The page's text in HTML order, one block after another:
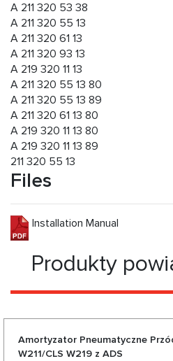
A 211 320 53 38
A 211 320 55 13
A 211 320 61 13
A 211 320 93 13
A 219 320 11 13
A 211 320 55 13 80
A 211 320 55 13 89
A 211 320 61 13 80
A 219 320 11 13 80
A 219 320 11 13 89
211 320 55 13
Files
Installation Manual
Produkty
Amortyzator Pneumatyczne
W211/CLS W219 z ADS